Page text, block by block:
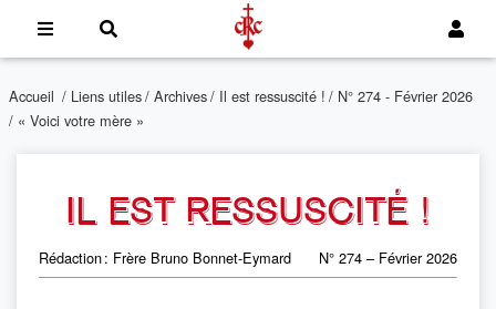
Accueil / Liens utiles/ Archives/ Il est ressuscité ! / N° 274 - Février 2026
/ « Voici votre mère »
IL EST RESSUSCITÉ !
N° 274 – Février 2026
Rédaction : Frère Bruno Bonnet-Eymard